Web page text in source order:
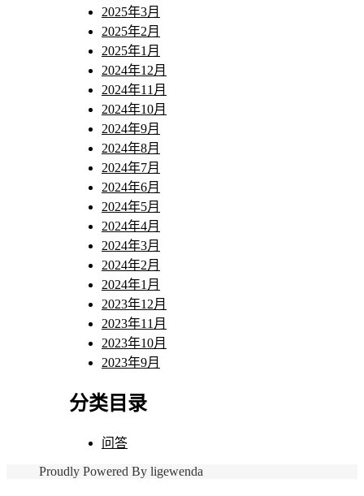
2025年3月
2025年2月
2025年1月
2024年12月
2024年11月
2024年10月
2024年9月
2024年8月
2024年7月
2024年6月
2024年5月
2024年4月
2024年3月
2024年2月
2024年1月
2023年12月
2023年11月
2023年10月
2023年9月
分类目录
问答
Proudly Powered By ligewenda